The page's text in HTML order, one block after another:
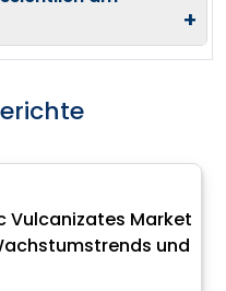
+
Vulcanizates Market
und